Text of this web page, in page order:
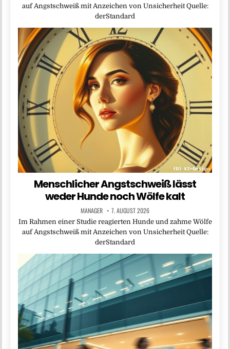
auf Angstschweiß mit Anzeichen von Unsicherheit Quelle:
derStandard
Menschlicher Angstschweiß lässt
weder Hunde noch Wölfe kalt
MANAGER 7. AUGUST 2026
Im Rahmen einer Studie reagierten Hunde und zahme Wölfe
auf Angstschweiß mit Anzeichen von Unsicherheit Quelle:
derStandard